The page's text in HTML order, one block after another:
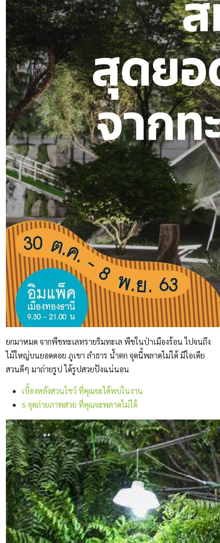
ยกมาหมด จากพืชทะเลทรายริมทะเล พืชในป่าเมืองร้อน ไปจนถึง
ไม้ใหญ่บนยอดดอย ภูเขา ลำธาร น้ำตก จุดนี้พลาดไม่ได้ มีไอเดีย
สวนดีๆ มาถ่ายรูป ได้รูปสวยปังแน่นอน
เบื้องหลังสวนโชว์ ที่คุณจะได้พบในงาน
6 จุดถ่ายภาพสวย ที่คุณจะพลาดไม่ได้